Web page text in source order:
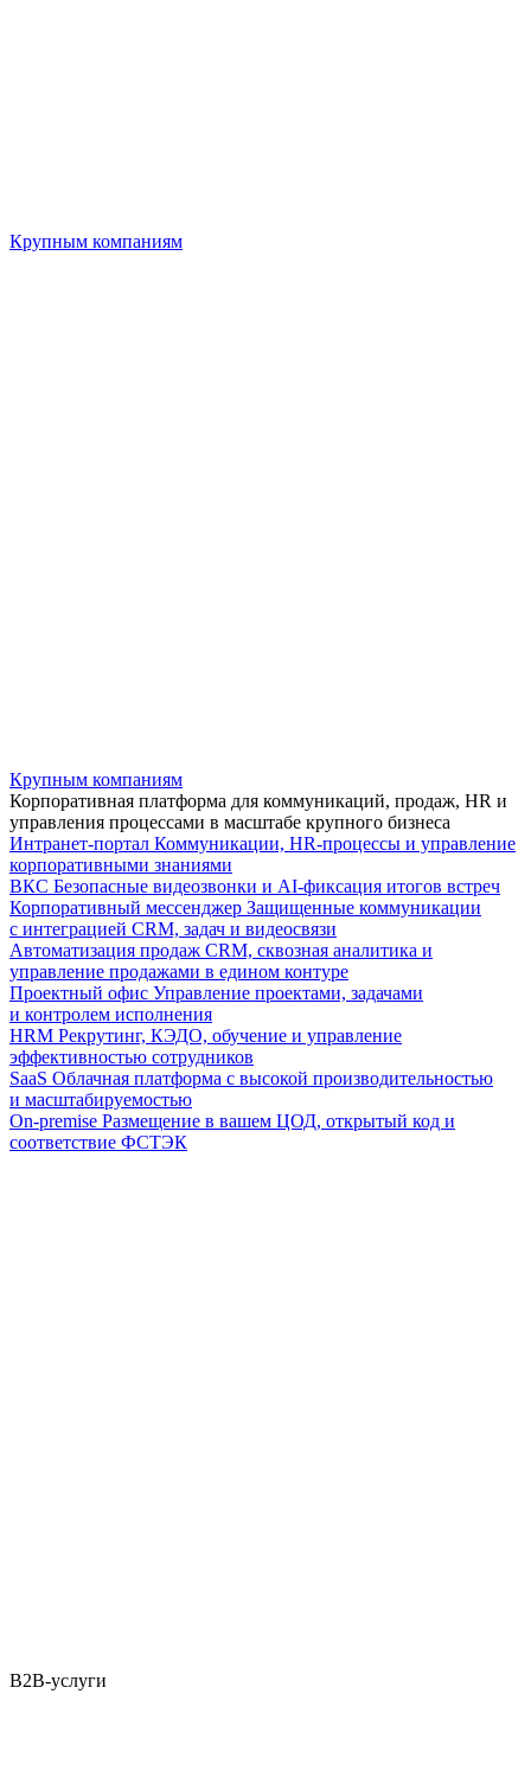
Крупным компаниям
Крупным компаниям
Корпоративная платформа для коммуникаций, продаж, HR и
управления процессами в масштабе крупного бизнеса
Интранет-портал Коммуникации, HR-процессы и управление
корпоративными знаниями
ВКС Безопасные видеозвонки и AI-фиксация итогов встреч
Корпоративный мессенджер Защищенные коммуникации
с интеграцией CRM, задач и видеосвязи
Автоматизация продаж CRM, сквозная аналитика и
управление продажами в едином контуре
Проектный офис Управление проектами, задачами
и контролем исполнения
HRM Рекрутинг, КЭДО, обучение и управление
эффективностью сотрудников
SaaS Облачная платформа с высокой производительностью
и масштабируемостью
On-premise Размещение в вашем ЦОД, открытый код и
соответствие ФСТЭК
B2B-услуги